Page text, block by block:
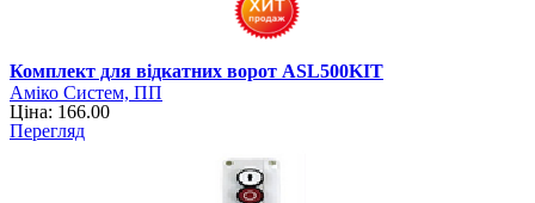
Комплект для відкатних ворот ASL500KIT
Аміко Систем, ПП
Ціна: 166.00
Перегляд